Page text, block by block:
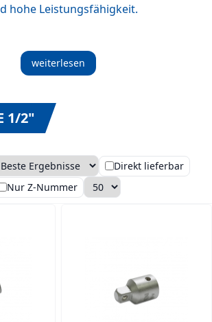
hohe Leistungsfähigkeit.
weiterlesen
1/2"
Direkt lieferbar
Nur Z-Nummer
pro Seite